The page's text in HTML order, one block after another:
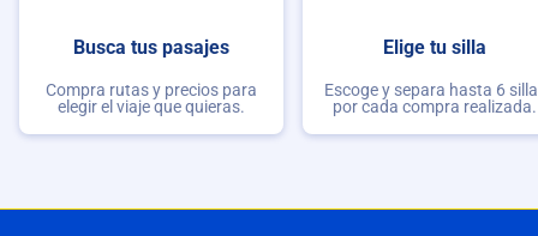
Busca tus pasajes
Compra rutas y precios para
elegir el viaje que quieras.
Elige tu silla
Escoge y separa hasta 6
por cada compra realizada.